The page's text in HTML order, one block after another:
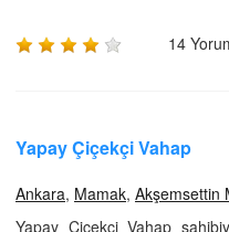
14
Yapay Çiçekçi Vahap
Ankara, Mamak, Akşemsettin
Yapay Çiçekçi Vahap